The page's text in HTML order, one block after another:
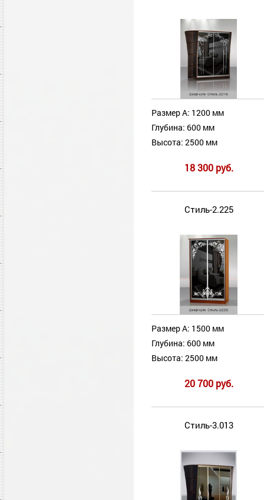
Размер А: 1200 мм
Глубина: 600 мм
Высота: 2500 мм
18 300 руб.
Стиль-2.225
Размер А: 1500 мм
Глубина: 600 мм
Высота: 2500 мм
20 700 руб.
Стиль-3.013